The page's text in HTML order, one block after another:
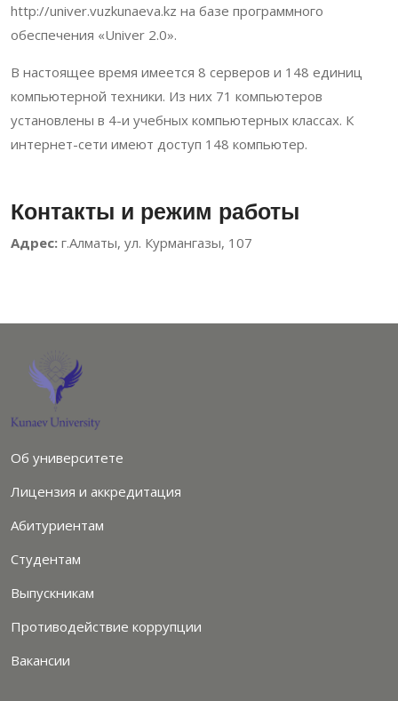
http://univer.vuzkunaeva.kz на базе программного
обеспечения «Univer 2.0».
В настоящее время имеется 8 серверов и 148 единиц
компьютерной техники. Из них 71 компьютеров
установлены в 4-и учебных компьютерных классах. К
интернет-сети имеют доступ 148 компьютер.
Контакты и режим работы
Адрес: г.Алматы, ул. Курмангазы, 107
Об университете
Лицензия и аккредитация
Абитуриентам
Студентам
Выпускникам
Противодействие коррупции
Вакансии